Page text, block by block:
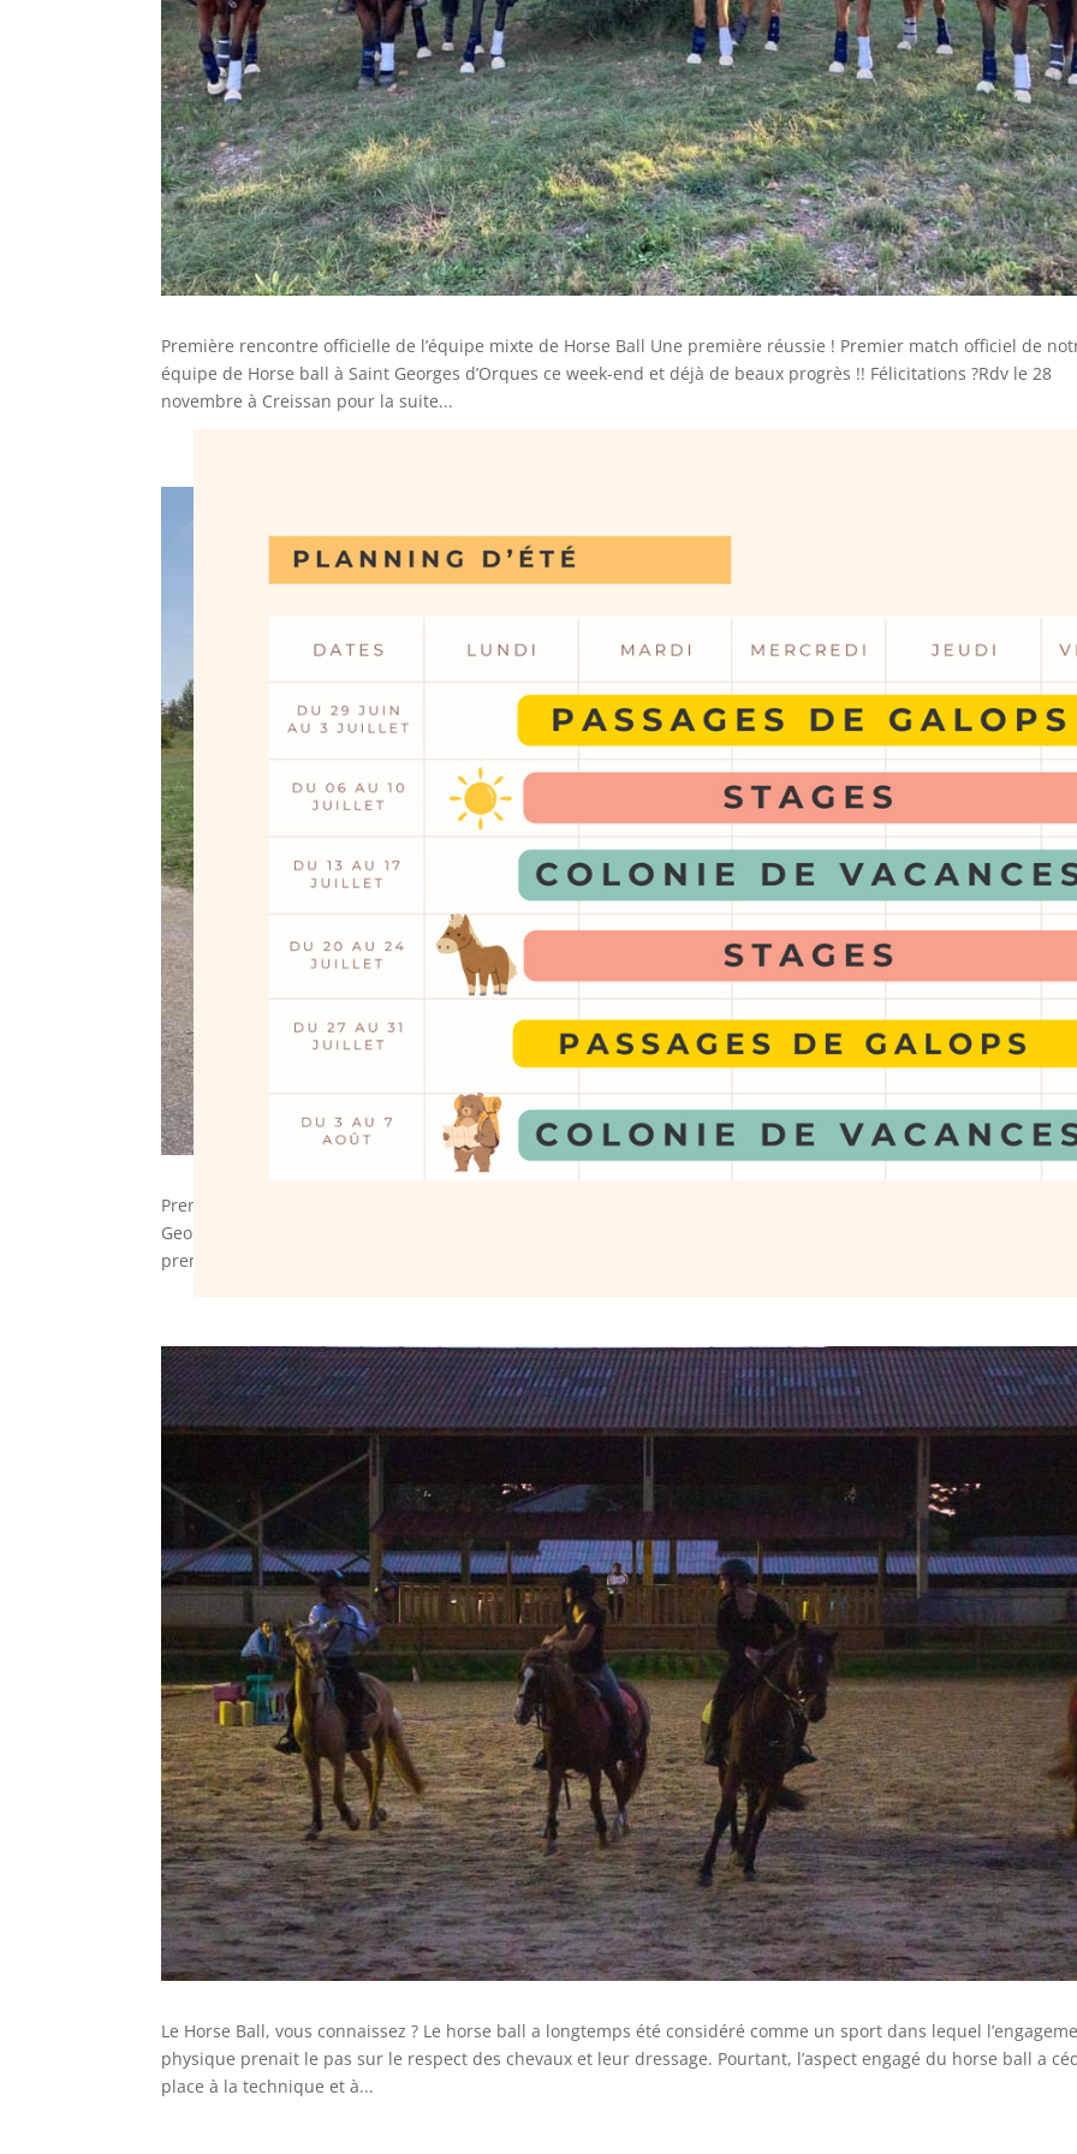
Première rencontre officielle de l’équipe mixte de Horse Ball Une première réussie ! Premier match officiel de
équipe de Horse ball à Saint Georges d’Orques ce week-end et déjà de beaux progrès !! Félicitations ?Rdv le 28
novembre à Creissan pour la suite...
Première rencontre amicale de l’équipe mixte de Horse Ball Belle première journée amicale de horse-ball à Saint
Georges d’Orques ce dimanche 26 septembre 2021 avec notre équipe SHB ?? Merci à tous ! Rendez-vous pour
première journée officielle le 7...
Le Horse Ball, vous connaissez ? Le horse ball a longtemps été considéré comme un sport dans lequel
physique prenait le pas sur le respect des chevaux et leur dressage. Pourtant, l’aspect engagé du horse ball a
place à la technique et à...